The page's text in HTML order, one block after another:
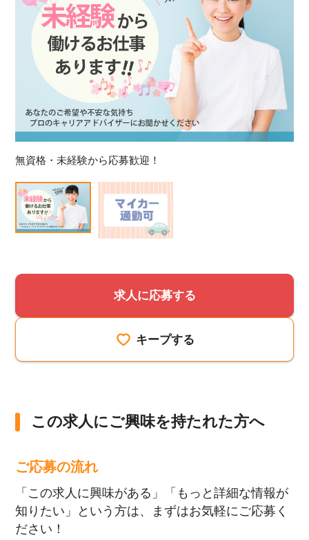
無資格・未経験から応募歓迎！
求人に応募する
キープする
この求人にご興味を持たれた方へ
ご応募の流れ
「この求人に興味がある」「もっと詳細な情報が
知りたい」という方は、まずはお気軽にご応募く
ださい！